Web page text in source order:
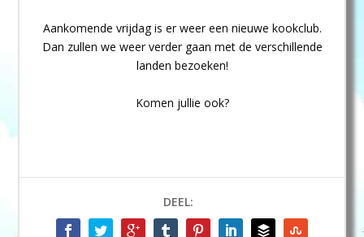
Aankomende vrijdag is er weer een nieuwe kookclub.
Dan zullen we weer verder gaan met de verschillende
landen bezoeken!
Komen jullie ook?
DEEL: